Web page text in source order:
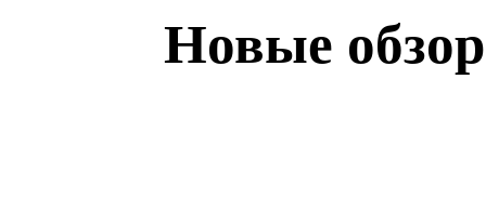
Новые